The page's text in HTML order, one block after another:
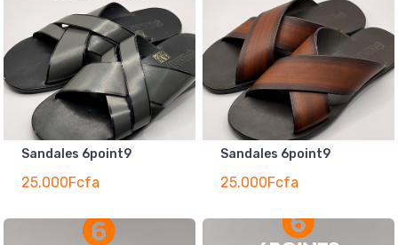
Sandales 6point9
25.000Fcfa
Sandales 6point9
25.000Fcfa